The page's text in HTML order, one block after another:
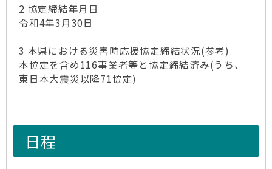
2 協定締結年月日
令和4年3月30日
3 本県における災害時応援協定締結状況(参考)
本協定を含め116事業者等と協定締結済み(うち、
東日本大震災以降71協定)
日程